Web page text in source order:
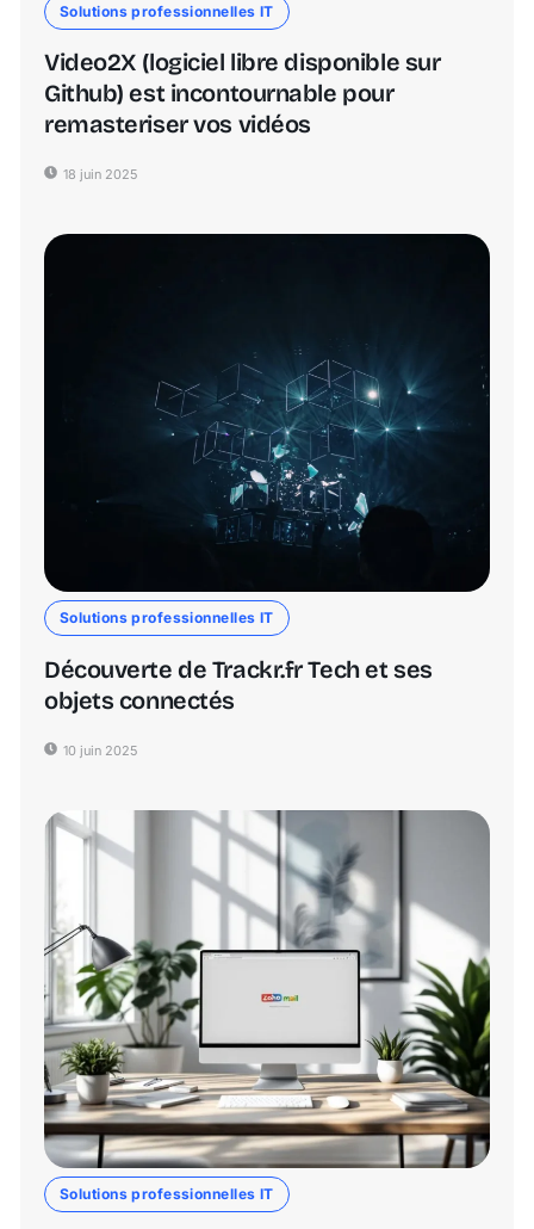
Solutions professionnelles IT
Video2X (logiciel libre disponible sur
Github) est incontournable pour
remasteriser vos vidéos
18 juin 2025
Solutions professionnelles IT
Découverte de Trackr.fr Tech et ses
objets connectés
10 juin 2025
Solutions professionnelles IT